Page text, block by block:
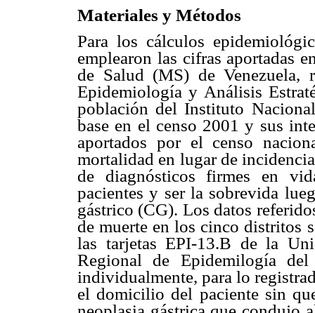
Materiales y Métodos
Para los cálculos
emplearon las cifras aportadas
de Salud (MS) de Venezuela,
Epidemiología y Análisis
población del Instituto
base en el censo 2001 y sus
aportados por el censo
mortalidad en lugar de
de diagnósticos firmes en
pacientes y ser la sobrevida
gástrico (CG). Los datos
de muerte en los cinco distritos
las tarjetas EPI-13.B de la
Regional de Epidemilogía
individualmente, para lo
el domicilio del paciente sin